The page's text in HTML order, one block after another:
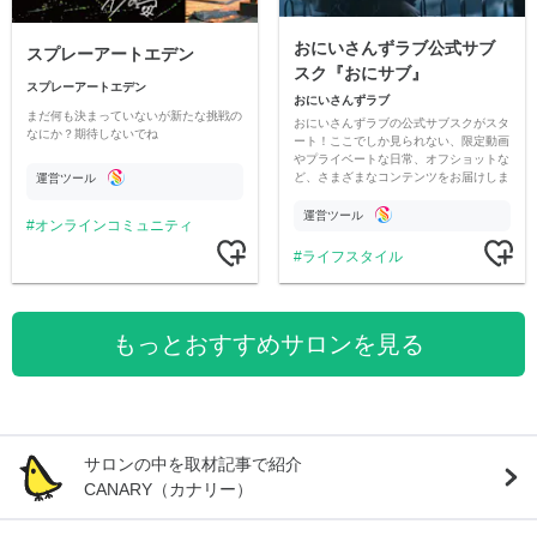
スプレーアートエデン
スプレーアートエデン
まだ何も決まっていないが新たな挑戦の
なにか？期待しないでね
運営ツール
オンラインコミュニティ
おにいさんずラブ公式サブ
スク『おにサブ』
おにいさんずラブ
おにいさんずラブの公式サブスクがスタ
ート！ここでしか見られない、限定動画
やプライベートな日常、オフショットな
ど、さまざまなコンテンツをお届けしま
運営ツール
ライフスタイル
もっとおすすめサロンを見る
サロンの中を取材記事で紹介
CANARY（カナリー）